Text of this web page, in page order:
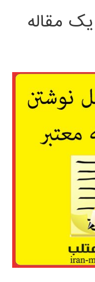
مقاله